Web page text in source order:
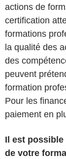
actions de
certification
formations
la qualité des
des
peuvent
formation
Pour les
paiement en
Il est possible
de votre